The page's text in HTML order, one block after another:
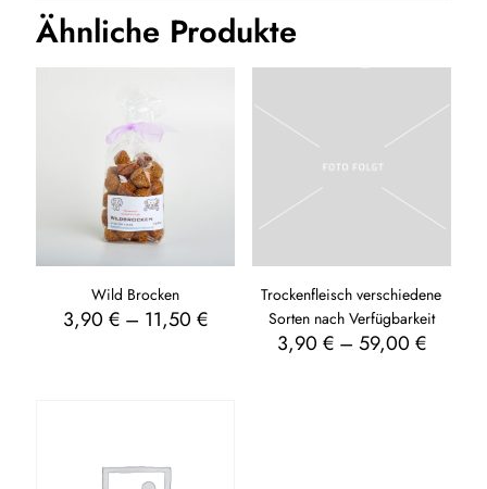
Ähnliche Produkte
Wild Brocken
3,90€ – 11,50€
Trockenfleisch verschiedene
Sorten nach Verfügbarkeit
3,90 €– 59,00 €